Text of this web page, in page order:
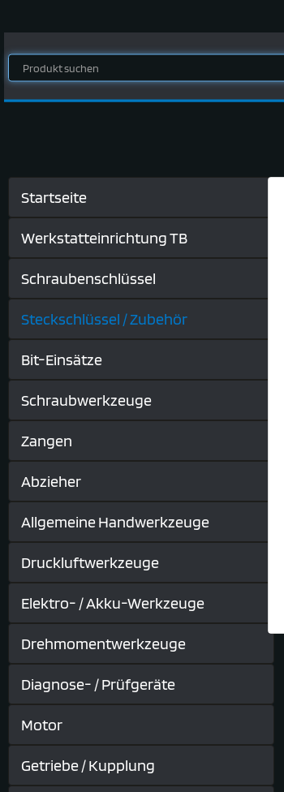
Startseite
Werkstatteinrichtung TB
Schraubenschlüssel
Steckschlüssel / Zubehör
Bit-Einsätze
Schraubwerkzeuge
Zangen
Abzieher
Allgemeine Handwerkzeuge
Druckluftwerkzeuge
Elektro- / Akku-Werkzeuge
Drehmomentwerkzeuge
Diagnose- / Prüfgeräte
Motor
Getriebe / Kupplung